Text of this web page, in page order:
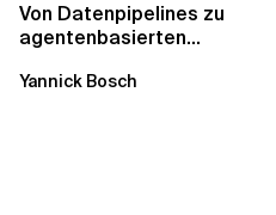
Von Datenpipelines zu
agentenbasierten
Analytics...
Yannick Bosch